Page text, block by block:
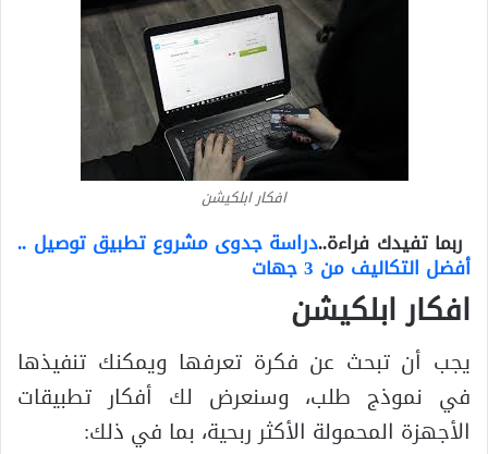
افكار ابلكيشن
ربما تفيدك فراءة..دراسة جدوى مشروع تطبيق توصيل ..
أفضل التكاليف من 3 جهات
افكار ابلكيشن
يجب أن تبحث عن فكرة تعرفها ويمكنك تنفيذها
في نموذج طلب، وسنعرض لك أفكار تطبيقات
الأجهزة المحمولة الأكثر ربحية، بما في ذلك: